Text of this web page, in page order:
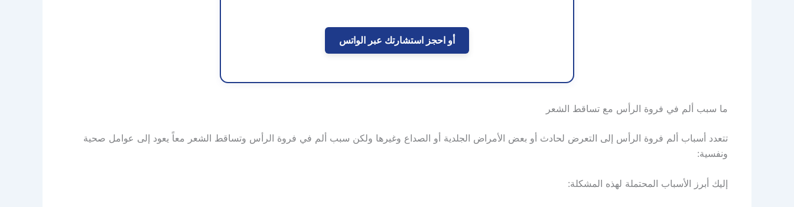
ع
e
r
a
e
أو احجز استشارتك عبر الواتس
ما سبب ألم في فروة الرأس مع تساقط الشعر
تتعدد أسباب ألم فروة الرأس إلى التعرض لحادث أو بعض الأمراض الجلدية أو الصداع وغيرها ولكن سبب ألم في فروة الرأس وتساقط الشعر معاً يعود إلى عوامل صحية
ونفسية:
إليك أبرز الأسباب المحتملة لهذه المشكلة: